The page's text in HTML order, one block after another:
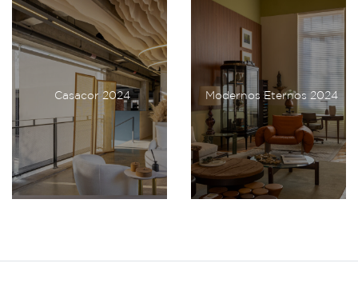
Casacor 2024 Modernos Eternos 2024